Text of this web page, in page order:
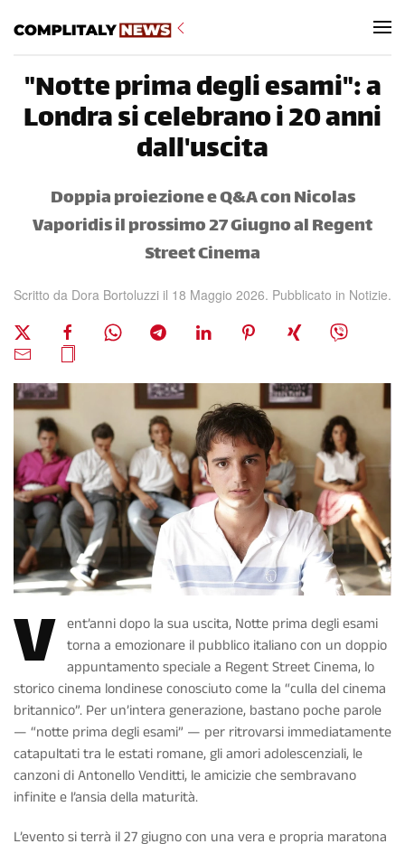
"Notte prima degli esami": a
Londra si celebrano i 20 anni
dall'uscita
Doppia proiezione e Q&A con Nicolas
Vaporidis il prossimo 27 Giugno al Regent
Street Cinema
Scritto da Dora Bortoluzzi il 18 Maggio 2026. Pubblicato in Notizie.
V ent’anni dopo la sua uscita, Notte prima degli esami
torna a emozionare il pubblico italiano con un doppio
appuntamento speciale a Regent Street Cinema, lo
storico cinema londinese conosciuto come la “culla del cinema
britannico”. Per un’intera generazione, bastano poche parole
— “notte prima degli esami” — per ritrovarsi immediatamente
catapultati tra le estati romane, gli amori adolescenziali, le
canzoni diAntonello Venditti, le amicizie che sembravano
infinite e l’ansia della maturità.
L’evento si terrà il 27 giugno con una vera e propria maratona